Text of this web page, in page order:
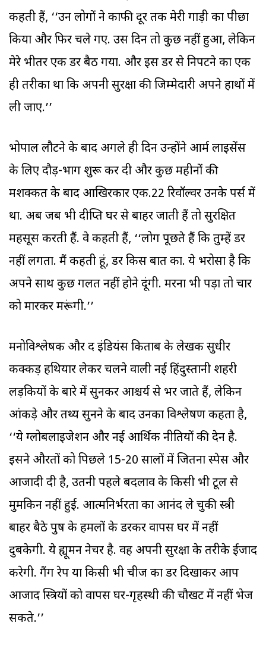
कहती हैं, ‘‘उन लोगों ने काफी दूर तक मेरी गाड़ी का पीछा
किया और फिर चले गए. उस दिन तो कुछ नहीं हुआ, लेकिन
मेरे भीतर एक डर बैठ गया. और इस डर से निपटने का एक
ही तरीका था कि अपनी सुरक्षा की जिम्मेदारी अपने हाथों में
ली जाए.’’
भोपाल लौटने के बाद अगले ही दिन उन्होंने आर्म लाइसेंस
के लिए दौड़-भाग शुरू कर दी और कुछ महीनों की
मशक्कत के बाद आखिरकार एक.22 रिवॉल्वर उनके पर्स में
था. अब जब भी दीप्ति घर से बाहर जाती हैं तो सुरक्षित
महसूस करती हैं. वे कहती हैं, ‘‘लोग पूछते हैं कि तुम्हें डर
नहीं लगता. मैं कहती हूं, डर किस बात का. ये भरोसा है कि
अपने साथ कुछ गलत नहीं होने दूंगी. मरना भी पड़ा तो चार
को मारकर मरूंगी.’’
मनोविश्लेषक और द इंडियंस किताब के लेखक सुधीर
कक्कड़ हथियार लेकर चलने वाली नई हिंदुस्तानी शहरी
लड़कियों के बारे में सुनकर आश्चर्य से भर जाते हैं, लेकिन
आंकड़े और तथ्य सुनने के बाद उनका विश्लेषण कहता है,
‘‘ये ग्लोबलाइजेशन और नई आर्थिक नीतियों की देन है.
इसने औरतों को पिछले 15-20 सालों में जितना स्पेस और
आजादी दी है, उतनी पहले बदलाव के किसी भी टूल से
मुमकिन नहीं हुई. आत्मनिर्भरता का आनंद ले चुकी स्त्री
बाहर बैठे पुरुष के हमलों के डरकर वापस घर में नहीं
दुबकेगी. ये ह्यूमन नेचर है. वह अपनी सुरक्षा के तरीके ईजाद
करेगी. गैंग रेप या किसी भी चीज का डर दिखाकर आप
आजाद स्त्रियों को वापस घर-गृहस्थी की चौखट में नहीं भेज
सकते.’’